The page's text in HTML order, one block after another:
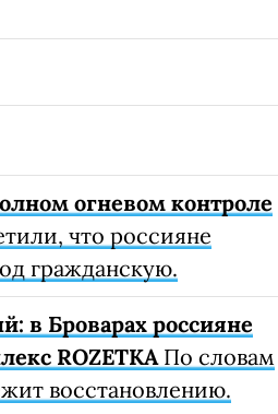
огневом контроле
что россияне
гражданскую.
в Броварах россияне
ROZETKAПо словам
восстановлению.